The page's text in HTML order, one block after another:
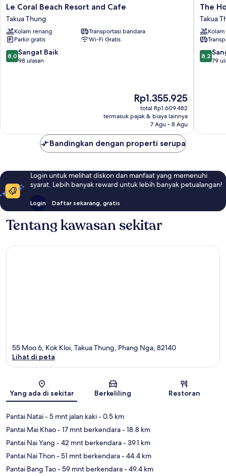
Le
Coral
Beach
Resort
and
Cafe
Takua
Le Coral Beach Resort and Cafe
Takua Thung
Kolam renang
Transportasi bandara
Parkir gratis
Wi-Fi Gratis
8.0
dari
8,0 Sangat Baik
98 ulasan
Harga
sekarang
Rp1.355.925
Rp1.355.925
total Rp1.609.482
termasuk pajak & biaya lainnya
7 Agu - 8 Agu
The
Beach
Resort
&
Spa
Takua
The
Takua
8.2
dari
8,2
79
Bandingkan dengan properti serupa
Login untuk melihat diskon dan manfaat yang memenuhi
syarat. Lebih banyak reward untuk lebih banyak petualangan!
Login Daftar sekarang, gratis
Tentang kawasan sekitar
Peta
55 Moo 6, Kok Kloi, Takua Thung, Phang Nga, 82140
Lihat di peta
Yang ada di sekitar Berkeliling Restoran
Pantai Natai- 5 mnt jalan kaki- 0.5 km
Pantai Mai Khao- 17 mnt berkendara- 18.8 km
Pantai Nai Yang - 42 mnt berkendara- 39.1 km
Pantai Nai Thon- 51 mnt berkendara- 44.4 km
Pantai Bang Tao- 59 mnt berkendara- 49.4 km